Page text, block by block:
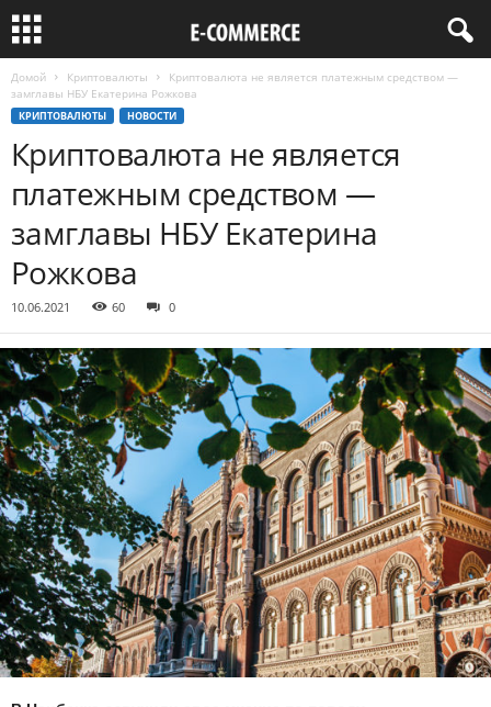
Домой Криптовалюты
Криптовалюта не является платежным средством —
замглавы НБУ Екатерина Рожкова
КРИПТОВАЛЮТЫ НОВОСТИ
Криптовалюта не является
платежным средством —
замглавы НБУ Екатерина
Рожкова
10.06.2021 60 0